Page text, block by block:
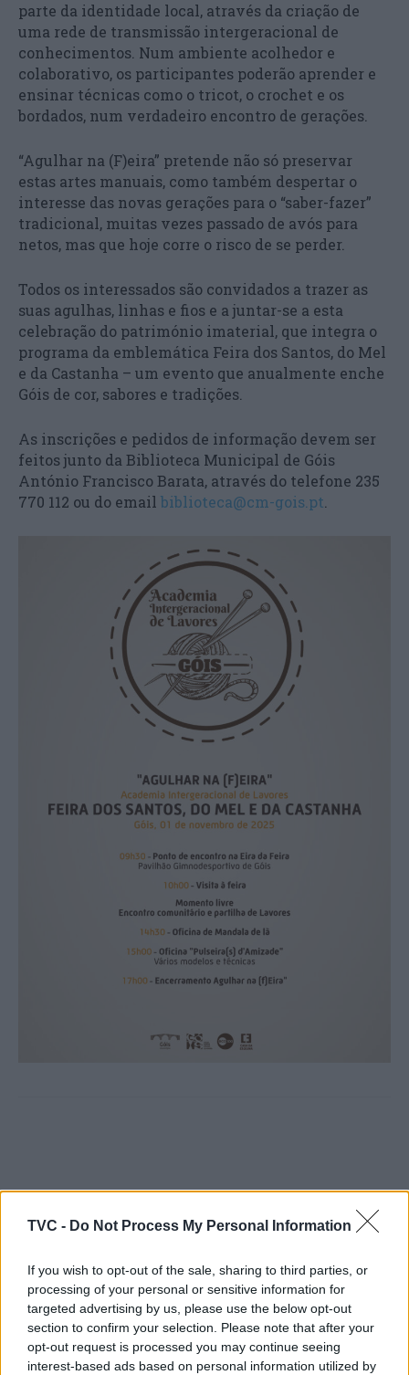
TVC - Do Not Process My Personal Information
If you wish to opt-out of the sale, sharing to third parties, or
processing of your personal or sensitive information for
targeted advertising by us, please use the below opt-out
section to confirm your selection. Please note that after your
opt-out request is processed you may continue seeing
interest-based ads based on personal information utilized by
parte da identidade local, através da criação de
uma rede de transmissão intergeracional de
conhecimentos. Num ambiente acolhedor e
colaborativo, os participantes poderão aprender e
ensinar técnicas como o tricot, o crochet e os
bordados, num verdadeiro encontro de gerações.
“Agulhar na (F)eira” pretende não só preservar
estas artes manuais, como também despertar o
interesse das novas gerações para o “saber-fazer”
tradicional, muitas vezes passado de avós para
netos, mas que hoje corre o risco de se perder.
Todos os interessados são convidados a trazer as
suas agulhas, linhas e fios e a juntar-se a esta
celebração do património imaterial, que integra o
programa da emblemática Feira dos Santos, do Mel
e da Castanha – um evento que anualmente enche
Góis de cor, sabores e tradições.
As inscrições e pedidos de informação devem ser
feitos junto da Biblioteca Municipal de Góis
António Francisco Barata, através do telefone 235
770 112 ou do email biblioteca@cm-gois.pt
Mealhada assinala Dia
Municipal para a
Igualdade com atividades
no âmbito do ColorADD
Coimbra: Estudo revela que
o cérebro cria “mapas”
para organizar
informação sobre objetos
utilizados no dia a dia